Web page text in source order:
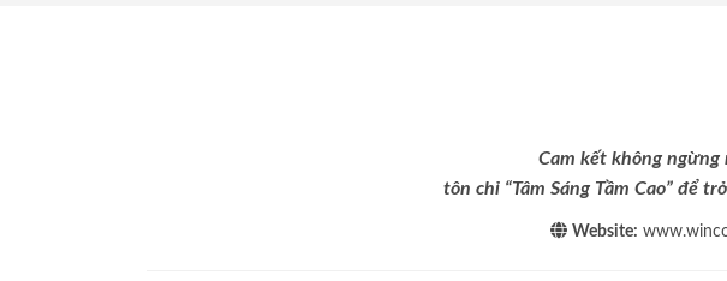
Cam kết không
tôn chỉ “Tâm Sáng Tầm Cao” để
Website: